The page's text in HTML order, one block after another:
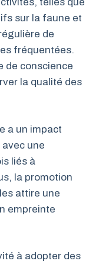
sur la faune et
de
fréquentées.
de conscience
la qualité des
a un impact
une
liés à
la promotion
attire une
empreinte
à adopter des